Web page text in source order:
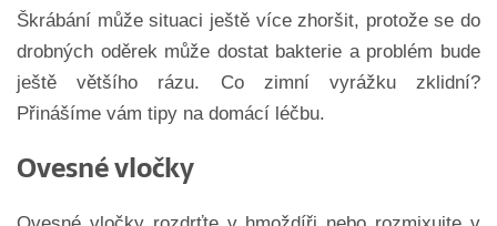
Škrábání může situaci ještě více zhoršit, protože se do
drobných oděrek může dostat bakterie a problém bude
ještě většího rázu. Co zimní vyrážku zklidní?
Přinášíme vám tipy na domácí léčbu.
Ovesné vločky